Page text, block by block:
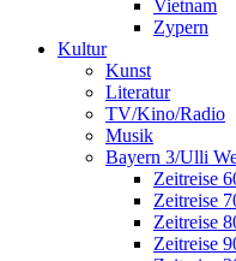
Vietnam
Zypern
Kultur
Kunst
Literatur
TV/Kino/Radio
Musik
Bayern 3/Ulli
Zeitreise
Zeitreise
Zeitreise
Zeitreise